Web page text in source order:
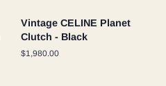
Vintage CELINE Planet
Clutch - Black
定
$1,980.00